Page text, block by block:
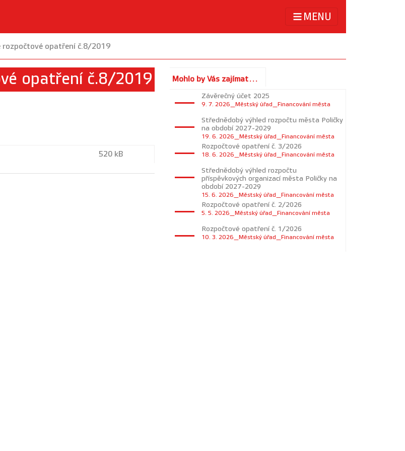
MENU
rozpočtové opatření č.8/2019
opatření č.8/2019
520 kB
Mohlo by Vás zajímat...
Závěrečný účet 2025
9. 7. 2026_Městský úřad_Financování města
Střednědobý výhled rozpočtu města Poličky
na období 2027-2029
19. 6. 2026_Městský úřad_Financování města
Rozpočtové opatření č. 3/2026
18. 6. 2026_Městský úřad_Financování města
Střednědobý výhled rozpočtu
příspěvkových organizací města Poličky na
období 2027-2029
15. 6. 2026_Městský úřad_Financování města
Rozpočtové opatření č. 2/2026
5. 5. 2026_Městský úřad_Financování města
Rozpočtové opatření č. 1/2026
10. 3. 2026_Městský úřad_Financování města